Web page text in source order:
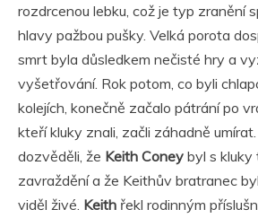
rozdrcenou lebku, což je typ zranění
hlavy pažbou pušky. Velká porota
smrt byla důsledkem nečisté hry a
vyšetřování. Rok potom, co byli
kolejích, konečně začalo pátrání po
kteří kluky znali, začli záhadně
dozvěděli, že Keith Coney byl s kluky
zavraždění a že Keithův bratranec
viděl živé. Keith řekl rodinným